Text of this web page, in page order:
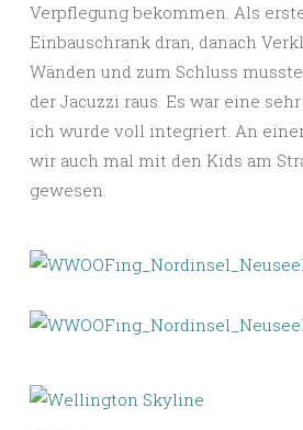
Verpflegung bekommen. Als
Einbauschrank dran, danach
Wänden und zum Schluss
der Jacuzzi raus. Es war eine
ich wurde voll integriert. An
wir auch mal mit den Kids am
gewesen.